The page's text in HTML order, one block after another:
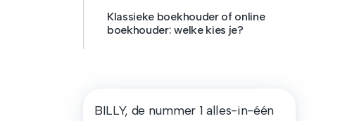
Klassieke boekhouder of online
boekhouder: welke kies je?
BILLY, de nummer 1 alles-in-één